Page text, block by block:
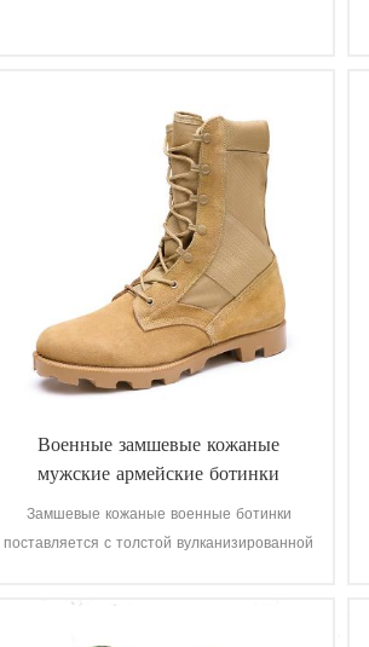
Военные замшевые кожаные
мужские армейские ботинки
Замшевые кожаные военные ботинки
поставляется с толстой вулканизированной
повышения тяги в то время как вы